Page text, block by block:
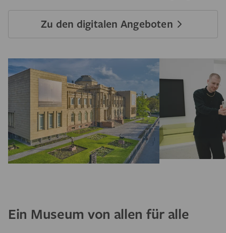
Zu den digitalen Angeboten
Ein Museum von allen für alle